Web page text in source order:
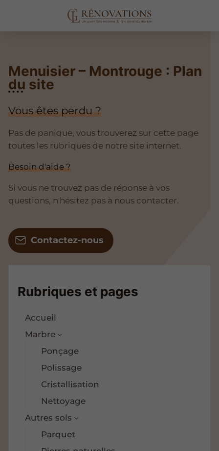
Menuisier – Montrouge : Plan
du site
Vous êtes perdu ?
Pas de panique, vous trouverez sur cette page
toutes les rubriques de notre site internet.​​
Besoin d'aide ?
Si vous ne trouvez pas de réponse à vos
questions, n'hésitez pas à nous contacter.
Contactez-nous
Rubriques et pages
Accueil
Marbre
Ponçage
Polissage
Cristallisation
Nettoyage
Autres sols
Parquet